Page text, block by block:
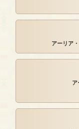
アーリア
ア